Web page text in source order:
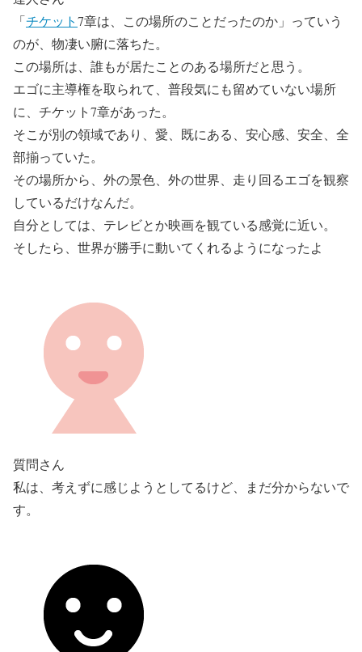
「チケット7章は、この場所のことだったのか」っていう
のが、物凄い腑に落ちた。
この場所は、誰もが居たことのある場所だと思う。
エゴに主導権を取られて、普段気にも留めていない場所
に、チケット7章があった。
そこが別の領域であり、愛、既にある、安心感、安全、全
部揃っていた。
その場所から、外の景色、外の世界、走り回るエゴを観察
しているだけなんだ。
自分としては、テレビとか映画を観ている感覚に近い。
そしたら、世界が勝手に動いてくれるようになったよ
質問さん
私は、考えずに感じようとしてるけど、まだ分からないで
す。